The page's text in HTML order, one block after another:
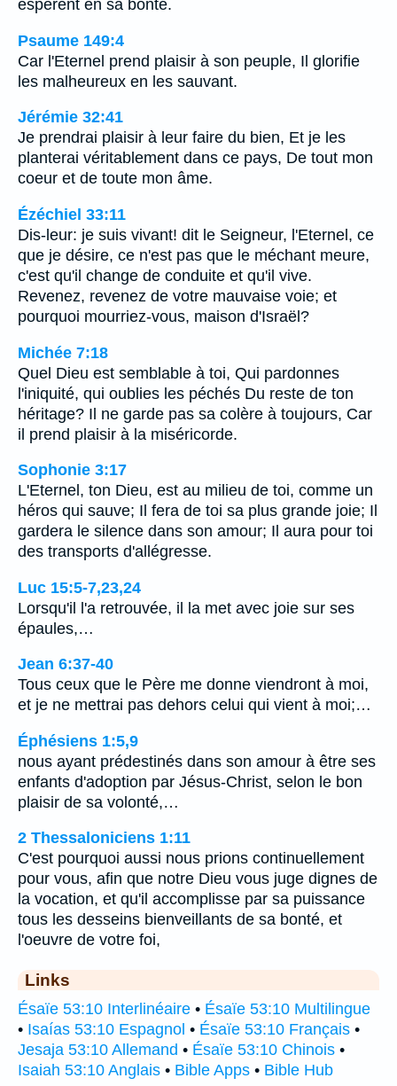
espèrent en sa bonté.
Psaume 149:4
Car l'Eternel prend plaisir à son peuple, Il glorifie
les malheureux en les sauvant.
Jérémie 32:41
Je prendrai plaisir à leur faire du bien, Et je les
planterai véritablement dans ce pays, De tout mon
coeur et de toute mon âme.
Ézéchiel 33:11
Dis-leur: je suis vivant! dit le Seigneur, l'Eternel, ce
que je désire, ce n'est pas que le méchant meure,
c'est qu'il change de conduite et qu'il vive.
Revenez, revenez de votre mauvaise voie; et
pourquoi mourriez-vous, maison d'Israël?
Michée 7:18
Quel Dieu est semblable à toi, Qui pardonnes
l'iniquité, qui oublies les péchés Du reste de ton
héritage? Il ne garde pas sa colère à toujours, Car
il prend plaisir à la miséricorde.
Sophonie 3:17
L'Eternel, ton Dieu, est au milieu de toi, comme un
héros qui sauve; Il fera de toi sa plus grande joie; Il
gardera le silence dans son amour; Il aura pour toi
des transports d'allégresse.
Luc 15:5-7,23,24
Lorsqu'il l'a retrouvée, il la met avec joie sur ses
épaules,…
Jean 6:37-40
Tous ceux que le Père me donne viendront à moi,
et je ne mettrai pas dehors celui qui vient à moi;…
Éphésiens 1:5,9
nous ayant prédestinés dans son amour à être ses
enfants d'adoption par Jésus-Christ, selon le bon
plaisir de sa volonté,…
2 Thessaloniciens 1:11
C'est pourquoi aussi nous prions continuellement
pour vous, afin que notre Dieu vous juge dignes de
la vocation, et qu'il accomplisse par sa puissance
tous les desseins bienveillants de sa bonté, et
l'oeuvre de votre foi,
Links
Ésaïe 53:10 Interlinéaire • Ésaïe 53:10 Multilingue
• Isaías 53:10 Espagnol • Ésaïe 53:10 Français •
Jesaja 53:10 Allemand • Ésaïe 53:10 Chinois •
Isaiah 53:10 Anglais • Bible Apps • Bible Hub